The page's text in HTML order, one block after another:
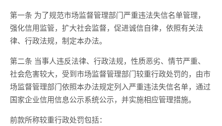
第一条 为了规范市场监督管理部门严重违法失信名单管理，
强化信用监管，扩大社会监督，促进诚信自律，依照有关法
律、行政法规，制定本办法。
第二条 当事人违反法律、行政法规，性质恶劣、情节严重、
社会危害较大，受到市场监督管理部门较重行政处罚的，由市
场监督管理部门依照本办法规定列入严重违法失信名单，通过
国家企业信用信息公示系统公示，并实施相应管理措施。
前款所称较重行政处罚包括：